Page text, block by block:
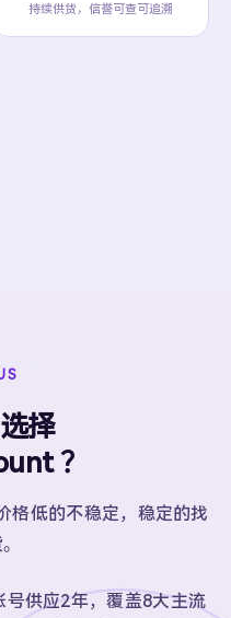
持续供货，信誉可查可追溯
择
？
格低的不稳定，稳定的找
供应2年，覆盖8大主流